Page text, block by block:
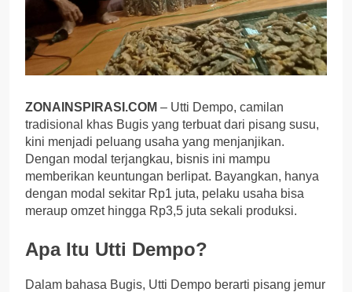
ZONAINSPIRASI.COM – Utti Dempo, camilan
tradisional khas Bugis yang terbuat dari pisang susu,
kini menjadi peluang usaha yang menjanjikan.
Dengan modal terjangkau, bisnis ini mampu
memberikan keuntungan berlipat. Bayangkan, hanya
dengan modal sekitar Rp1 juta, pelaku usaha bisa
meraup omzet hingga Rp3,5 juta sekali produksi.
Apa Itu Utti Dempo?
Dalam bahasa Bugis, Utti Dempo berarti pisang jemur